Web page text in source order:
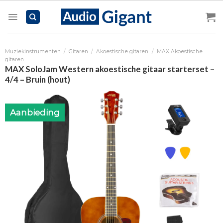
Muziekinstrumenten / Gitaren / Akoestische gitaren / MAX Akoestische
gitaren
MAX SoloJam Western akoestische gitaar starterset –
4/4 – Bruin (hout)
Aanbieding